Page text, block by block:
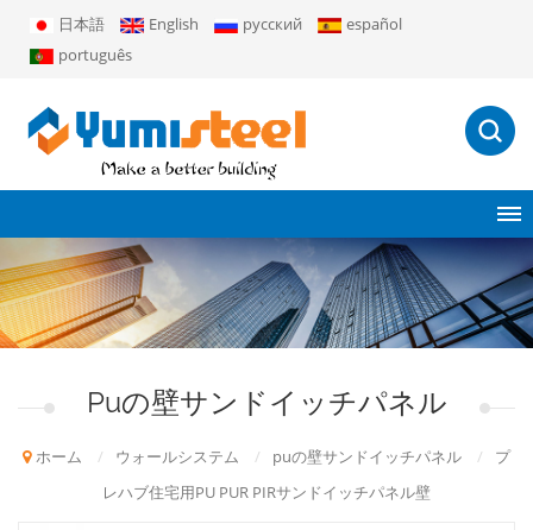
日本語 English русский
español
português
Puの壁サンドイッチパネル
ホーム / ウォールシステム / puの壁サンドイッチパネル /
プ
レハブ住宅用PU PUR PIRサンドイッチパネル壁